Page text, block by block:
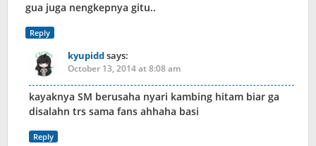
gua juga nengkepnya gitu..
Reply
kyupiddsays:
October 13, 2014 at 8:08 am
kayaknya SM berusaha nyari kambing hitam biar ga
disalahn trs sama fans ahhaha basi
Reply